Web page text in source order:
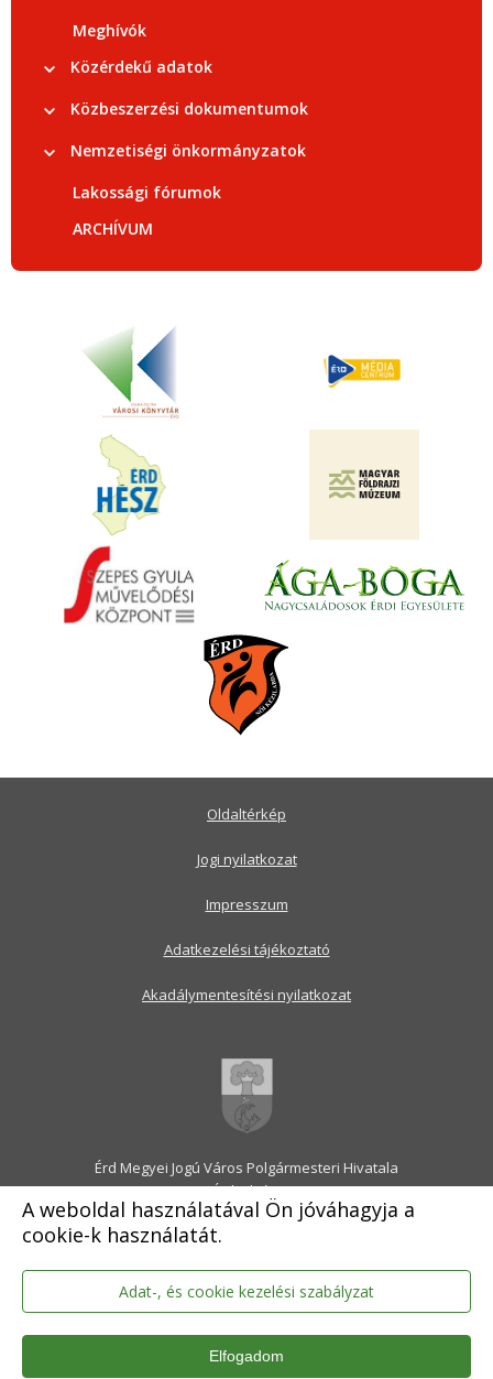
A weboldal használatával Ön jóváhagyja a
cookie-k használatát.
Adat-, és cookie kezelési szabályzat
Elfogadom
Meghívók
Közérdekű adatok
Közbeszerzési dokumentumok
Nemzetiségi önkormányzatok
Lakossági fórumok
ARCHÍVUM
Érd Megyei Jogú Város Polgármesteri Hivatala
2030 Érd, Alsó utca 1.
Levélcím: 2031 Érd, Pf.: 31
E-mail:onkormanyzat@erd.hu
Telefonközpont:06-23-522-300
Ügyfélszolgálat:06-23-522-301
Hivatali Kapu: ERDPH
KRID szám: 707189964
Oldaltérkép
Jogi nyilatkozat
Impresszum
Adatkezelési tájékoztató
Akadálymentesítési nyilatkozat